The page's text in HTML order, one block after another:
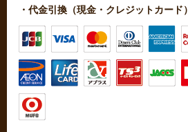
・代金引換（現金・クレジットカード）